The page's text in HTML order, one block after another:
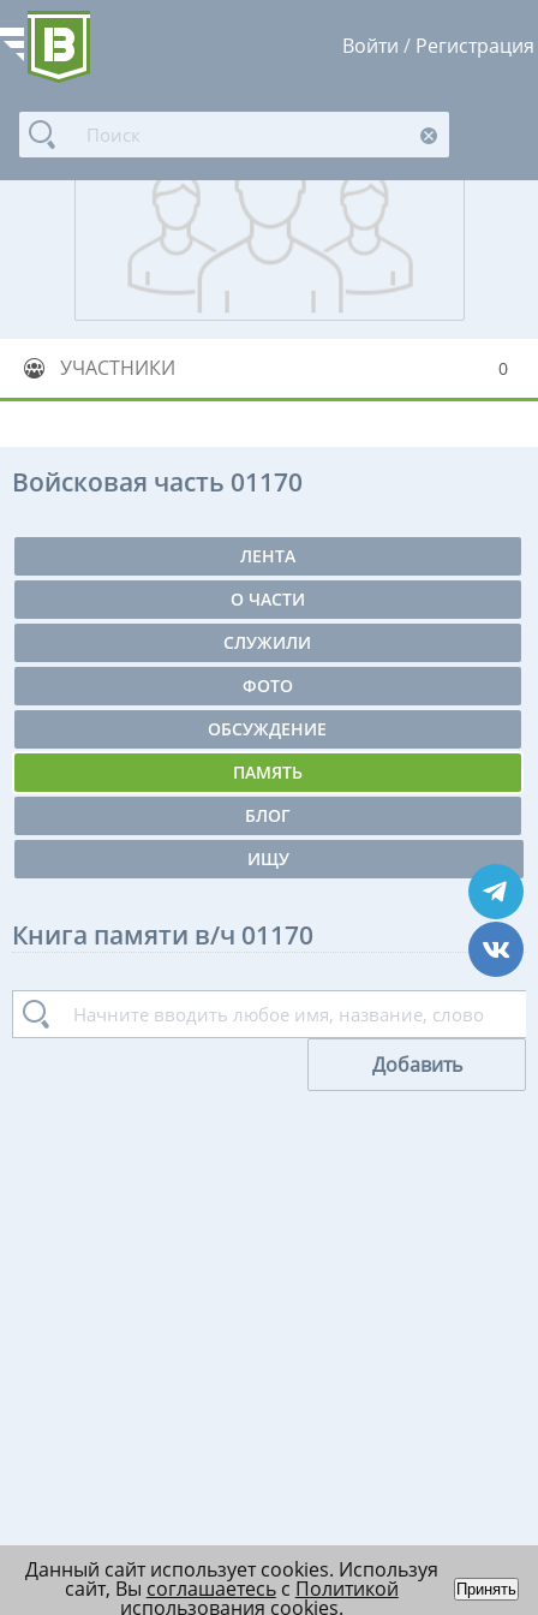
Войти / Регистрация
УЧАСТНИКИ 0
Войсковая часть 01170
ЛЕНТА
О ЧАСТИ
СЛУЖИЛИ
ФОТО
ОБСУЖДЕНИЕ
ПАМЯТЬ
БЛОГ
ИЩУ
Книга памяти в/ч 01170
Добавить
Данный сайт использует cookies. Используя
сайт, Вы соглашаетесьс Политикой
использования cookies.
Принять